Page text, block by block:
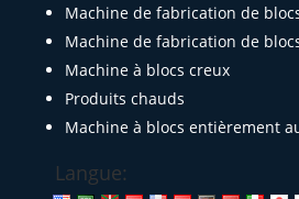
Machine de fabrication de
Machine de fabrication de
Machine à blocs creux
Produits chauds
Machine à blocs entièrement
Langue: